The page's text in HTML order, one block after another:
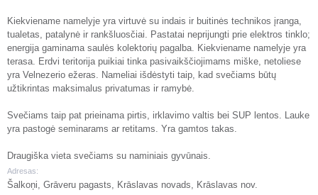
Kiekviename namelyje yra virtuvė su indais ir buitinės technikos įranga,
tualetas, patalynė ir rankšluosčiai. Pastatai neprijungti prie elektros tinklo;
energija gaminama saulės kolektorių pagalba. Kiekviename namelyje yra
terasa. Erdvi teritorija puikiai tinka pasivaikščiojimams miške, netoliese
yra Velnezerio ežeras. Nameliai išdėstyti taip, kad svečiams būtų
užtikrintas maksimalus privatumas ir ramybė.
Svečiams taip pat prieinama pirtis, irklavimo valtis bei SUP lentos. Lauke
yra pastogė seminarams ar retitams. Yra gamtos takas.
Draugiška vieta svečiams su naminiais gyvūnais.
Adresas:
Šalkoņi, Grāveru pagasts, Krāslavas novads, Krāslavas nov.